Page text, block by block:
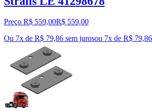
Preço R$ 559,00R$ 559,00
Ou 7x de R$ 79,86 sem jurosou 7x de R$ 79,86